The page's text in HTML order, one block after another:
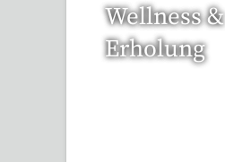
Wellness &
Erholung